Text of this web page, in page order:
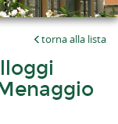
torna alla lista